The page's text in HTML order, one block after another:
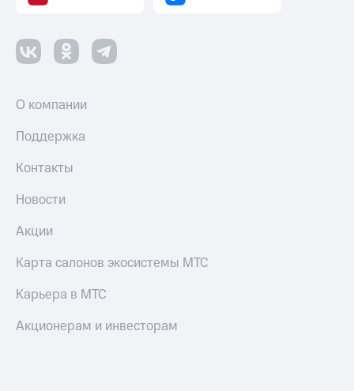
О компании
Поддержка
Контакты
Новости
Акции
Карта салонов экосистемы МТС
Карьера в МТС
Акционерам и инвесторам